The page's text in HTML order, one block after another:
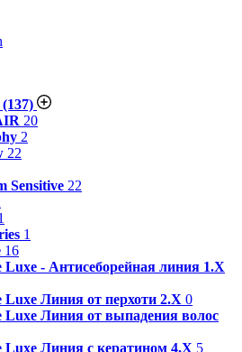
(137)
20
2
22
Sensitive 22
1
16
Luxe - Антисеборейная линия 1.X
Luxe Линия от перхоти 2.Х 0
Luxe Линия от выпадения волос
Luxe Линия с кератином 4.Х 5